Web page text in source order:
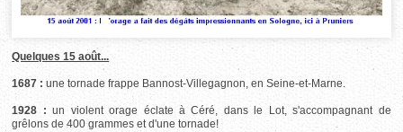
Quelques 15 août...
1687 : une tornade frappe Bannost-Villegagnon, en Seine-et-Marne.
1928 : un violent orage éclate à Céré, dans le Lot, s'accompagnant de
grêlons de 400 grammes et d'une tornade!